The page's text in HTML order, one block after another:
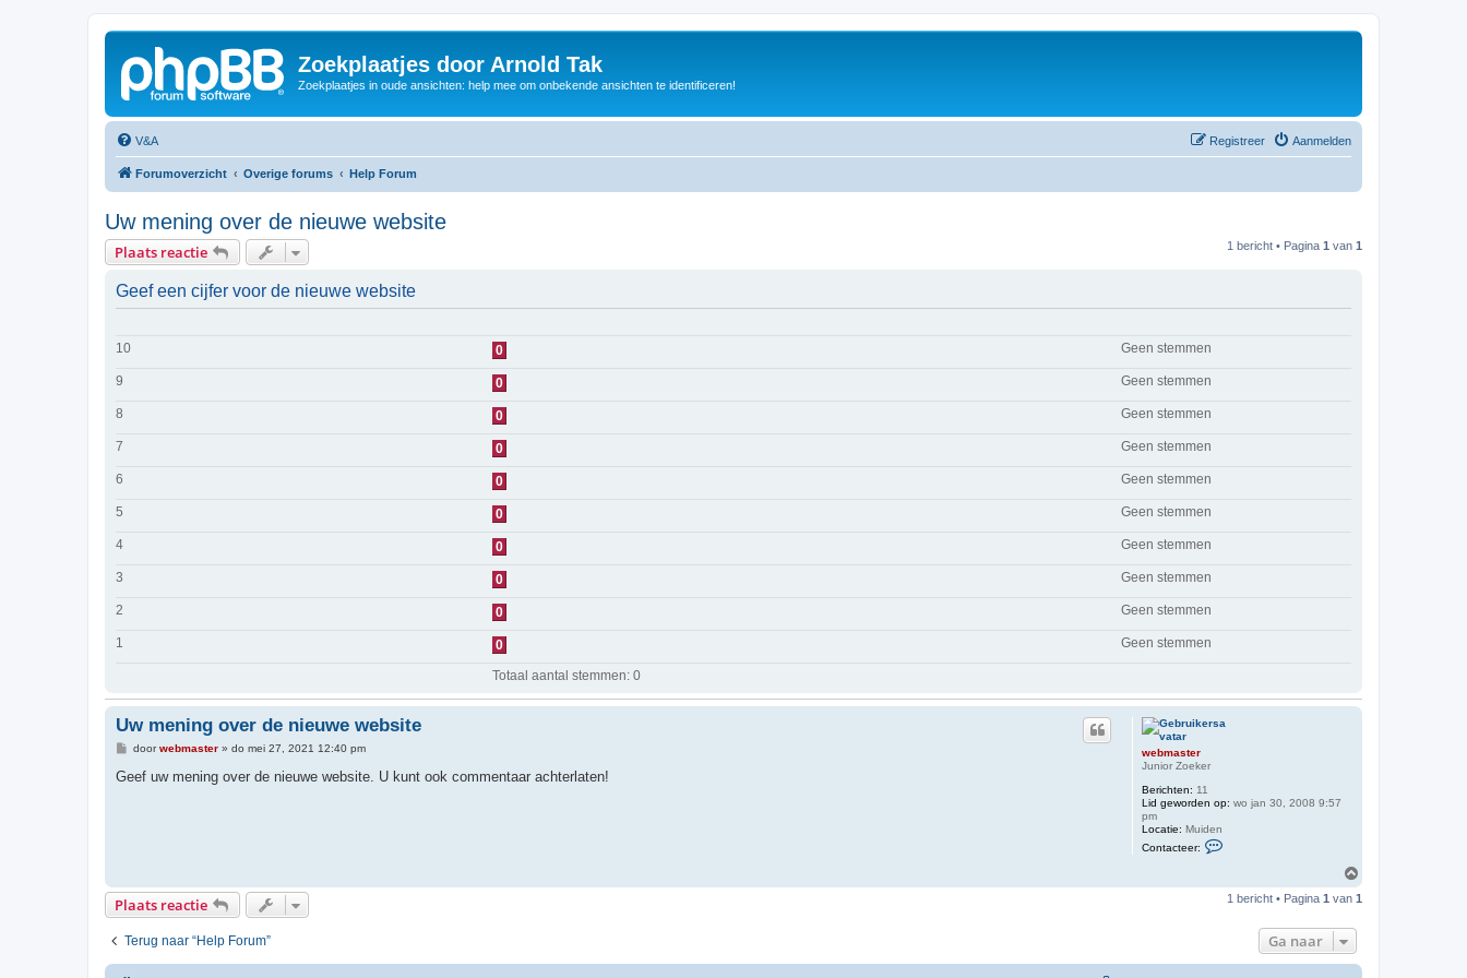
Zoekplaatjes door Arnold Tak
Zoekplaatjes in oude ansichten: help mee om onbekende ansichten te identificeren!
V&A Aanmelden
Registreer
Forumoverzicht Overige forums Help Forum
Uw mening over de nieuwe website
Plaats reactie 1 bericht • Pagina 1 van 1
Geef een cijfer voor de nieuwe website
10 0 Geen stemmen
9 0 Geen stemmen
8 0 Geen stemmen
7 0 Geen stemmen
6 0 Geen stemmen
5 0 Geen stemmen
4 0 Geen stemmen
3 0 Geen stemmen
2 0 Geen stemmen
1 0 Geen stemmen
Totaal aantal stemmen: 0
webmaster
Junior Zoeker
Berichten: 11
Lid geworden op: wo jan 30, 2008 9:57
pm
Locatie: Muiden
Contacteer:
a
c
Uw mening over de nieuwe website
B
r
doorwebmaster» do mei 27, 2021 12:40 pm
Geef uw mening over de nieuwe website. U kunt ook commentaar achterlaten!
h
Plaats reactie 1 bericht • Pagina 1 van 1
Terug naar “Help Forum” Ga naar